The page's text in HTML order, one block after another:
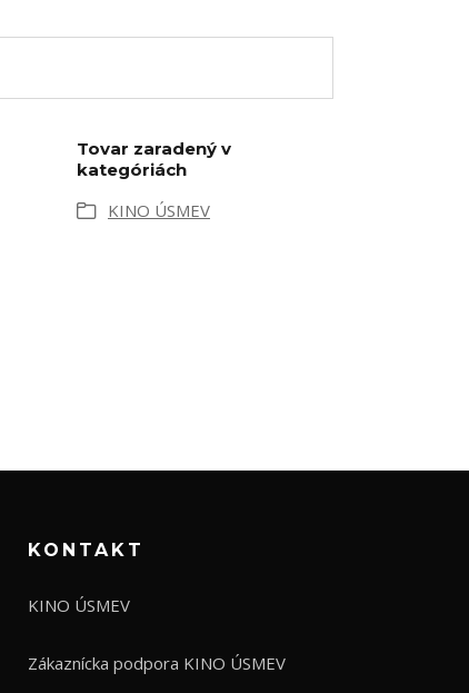
Tovar zaradený v
kategóriách
KINO ÚSMEV
KONTAKT
KINO ÚSMEV
Zákaznícka podpora KINO ÚSMEV